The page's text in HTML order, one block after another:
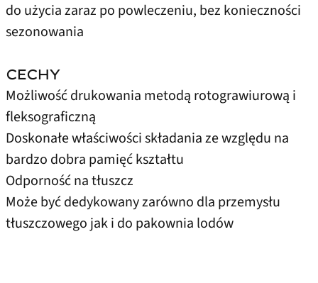
do użycia zaraz po powleczeniu, bez konieczności
sezonowania
CECHY
Możliwość drukowania metodą rotograwiurową i
fleksograficzną
Doskonałe właściwości składania ze względu na
bardzo dobra pamięć kształtu
Odporność na tłuszcz
Może być dedykowany zarówno dla przemysłu
tłuszczowego jak i do pakownia lodów